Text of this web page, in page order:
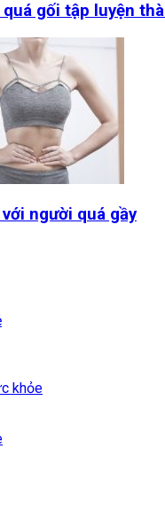
gối tập luyện
người quá gầy
khỏe